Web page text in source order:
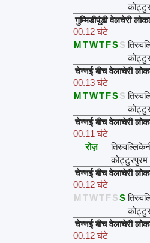
गुम्मिडीपूंडी वेलचेरी
00.12 घंटे
MTWTFSS
चेन्नई बीच वेलाचेरी
00.13 घंटे
MTWTFSS
चेन्नई बीच वेलाचेरी
00.11 घंटे
रोज़
कोट्टुरपुरम
चेन्नई बीच वेलाचेरी
00.12 घंटे
M TWTFSS
चेन्नई बीच वेलाचेरी
00.12 घंटे